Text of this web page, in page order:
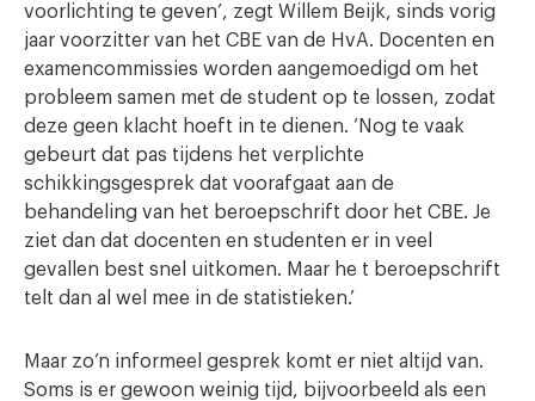
voorlichting te geven’, zegt Willem Beijk, sinds vorig
jaar voorzitter van het CBE van de HvA. Docenten en
examencommissies worden aangemoedigd om het
probleem samen met de student op te lossen, zodat
deze geen klacht hoeft in te dienen. ‘Nog te vaak
gebeurt dat pas tijdens het verplichte
schikkingsgesprek dat voorafgaat aan de
behandeling van het beroepschrift door het CBE. Je
ziet dan dat docenten en studenten er in veel
gevallen best snel uitkomen. Maar he t beroepschrift
telt dan al wel mee in de statistieken.’
Maar zo’n informeel gesprek komt er niet altijd van.
Soms is er gewoon weinig tijd, bijvoorbeeld als een